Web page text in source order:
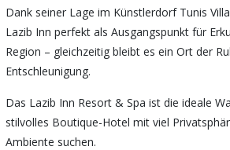
Dank seiner Lage im Künstlerdorf Tunis
Lazib Inn perfekt als Ausgangspunkt für
Region – gleichzeitig bleibt es ein Ort der
Entschleunigung.
Das Lazib Inn Resort & Spa ist die ideale
stilvolles Boutique-Hotel mit viel
Ambiente suchen.